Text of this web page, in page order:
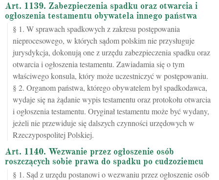
Art. 1139. Zabezpieczenia spadku oraz otwarcia i
ogłoszenia testamentu obywatela innego państwa
§ 1. W sprawach spadkowych z zakresu postępowania
nieprocesowego, w których sądom polskim nie przysługuje
jurysdykcja, dokonują one z urzędu zabezpieczenia spadku oraz
otwarcia i ogłoszenia testamentu. Zawiadamia się o tym
właściwego konsula, który może uczestniczyć w postępowaniu.
§ 2. Organom państwa, którego obywatelem był spadkodawca,
wydaje się na żądanie wypis testamentu oraz protokołu otwarcia
i ogłoszenia testamentu. Oryginał testamentu może być wydany,
jeżeli nie przewiduje się dalszych czynności urzędowych w
Rzeczypospolitej Polskiej.
Art. 1140. Wezwanie przez ogłoszenie osób
roszczących sobie prawa do spadku po cudzoziemcu
§ 1. Sąd z urzędu postanowi o wezwaniu przez ogłoszenie osób